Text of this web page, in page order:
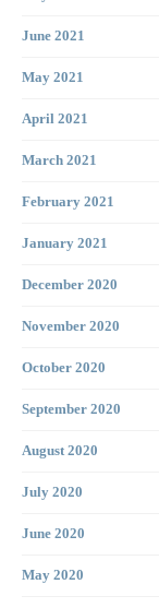
June 2021
May 2021
April 2021
March 2021
February 2021
January 2021
December 2020
November 2020
October 2020
September 2020
August 2020
July 2020
June 2020
May 2020